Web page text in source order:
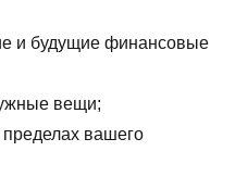
и будущие финансовые
вещи;
пределах вашего